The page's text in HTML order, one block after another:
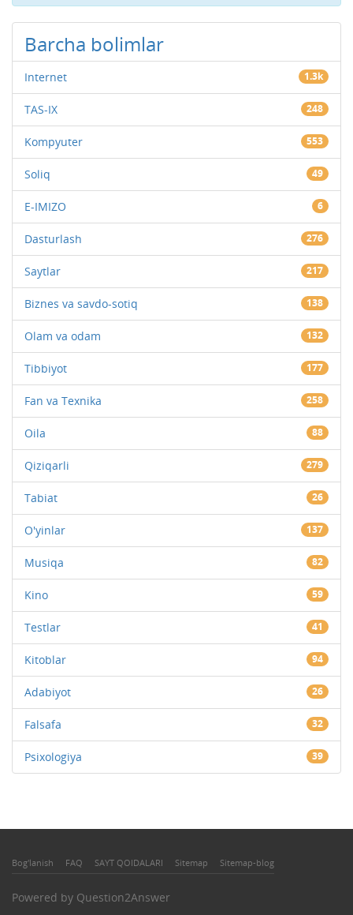
Barcha bolimlar
Internet 1.3k
TAS-IX 248
Kompyuter 553
Soliq 49
E-IMIZO 6
Dasturlash 276
Saytlar 217
Biznes va savdo-sotiq 138
Olam va odam 132
Tibbiyot 177
Fan va Texnika 258
Oila 88
Qiziqarli 279
Tabiat 26
O'yinlar 137
Musiqa 82
Kino 59
Testlar 41
Kitoblar 94
Adabiyot 26
Falsafa 32
Psixologiya 39
Bog'lanish FAQ SAYT QOIDALARI Sitemap Sitemap-blog
Powered by Question2Answer